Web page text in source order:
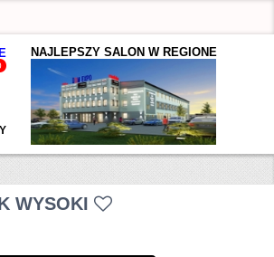
NAJLEPSZY SALON W REGIONE
WYSOKI